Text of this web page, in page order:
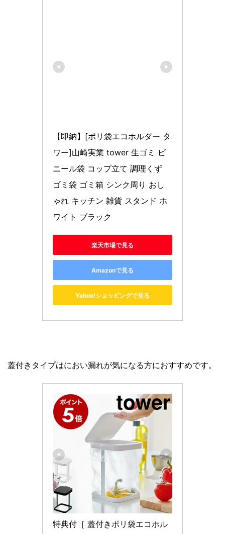
【即納】[ポリ袋エコホルダー タ
ワー]山崎実業 tower 生ゴミ ビ
ニール袋 コップ立て 調理くず
ゴミ袋 ゴミ箱 シンク周り おし
ゃれ キッチン 雑貨 スタンド ホ
ワイト ブラック
楽天市場で見る
Amazonで見る
Yahoo!ショッピングで見る
蓋付きタイプはにおい漏れが気になる方におすすめです。
特典付［ 蓋付きポリ袋エコホル